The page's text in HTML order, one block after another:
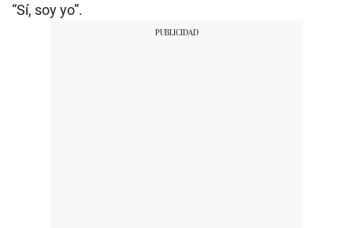
“Sí, soy yo”.